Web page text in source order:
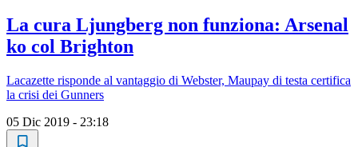
La cura Ljungberg non funziona: Arsenal
ko col Brighton
Lacazette risponde al vantaggio di Webster, Maupay di testa certifica
la crisi dei Gunners
05 Dic 2019 - 23:18